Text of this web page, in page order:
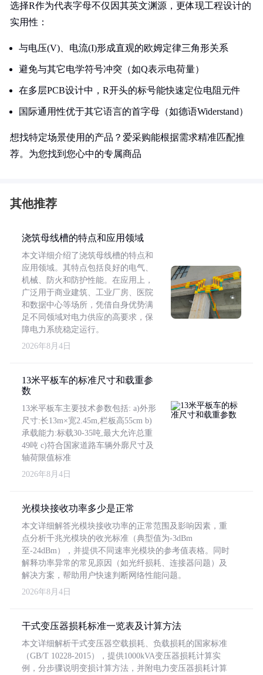
选择R作为代表字母不仅因其英文渊源，更体现工程设计的
实用性：
与电压(V)、电流(I)形成直观的欧姆定律三角形关系
避免与其它电学符号冲突（如Q表示电荷量）
在多层PCB设计中，R开头的标号能快速定位电阻元件
国际通用性优于其它语言的首字母（如德语Widerstand）
想找特定场景使用的产品？爱采购能根据需求精准匹配推
荐。为您找到您心中的专属商品
其他推荐
浇筑母线槽的特点和应用领域
本文详细介绍了浇筑母线槽的特点和
应用领域。其特点包括良好的电气、
机械、防火和防护性能。在应用上，
广泛用于商业建筑、工业厂房、医院
和数据中心等场所，凭借自身优势满
足不同领域对电力供应的高要求，保
障电力系统稳定运行。
2026年8月4日
13米平板车的标准尺寸和载重参
数
13米平板车主要技术参数包括: a)外形
尺寸:长13m×宽2.45m,栏板高55cm b)
承载能力:标载30-35吨,最大允许总重
49吨 c)符合国家道路车辆外廓尺寸及
轴荷限值标准
2026年8月4日
光模块接收功率多少是正常
本文详细解答光模块接收功率的正常范围及影响因素，重
点分析千兆光模块的收光标准（典型值为-3dBm
至-24dBm），并提供不同速率光模块的参考值表格。同时
解释功率异常的常见原因（如光纤损耗、连接器问题）及
解决方案，帮助用户快速判断网络性能问题。
2026年8月4日
干式变压器损耗标准一览表及计算方法
本文详细解析干式变压器空载损耗、负载损耗的国家标准
（GB/T 10228-2015），提供1000kVA变压器损耗计算实
例，分步骤说明变损计算方法，并附电力变压器损耗计算